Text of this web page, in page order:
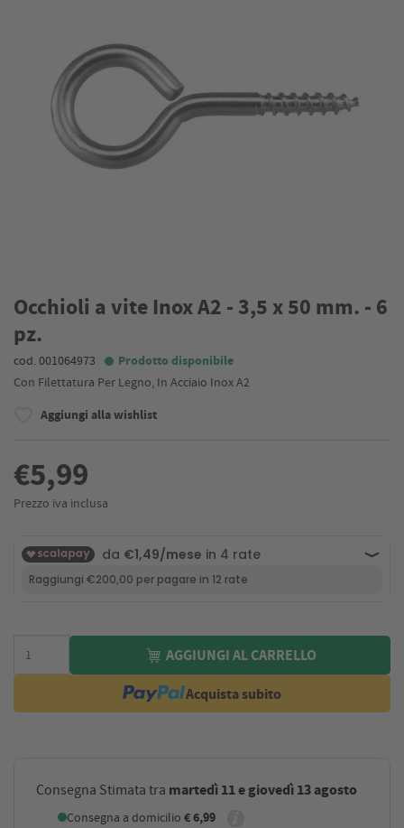
Occhioli a vite Inox A2 - 3,5 x 50 mm. - 6
pz.
cod. 001064973 Prodotto disponibile
Con Filettatura Per Legno, In Acciaio Inox A2
Aggiungi alla wishlist
€5,99
Prezzo iva inclusa
AGGIUNGI AL CARRELLO
Acquista subito
Consegna Stimata tra martedì 11 e giovedì 13 agosto
Consegna a domicilio € 6,99